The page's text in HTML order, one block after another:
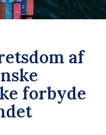
af
forbyde